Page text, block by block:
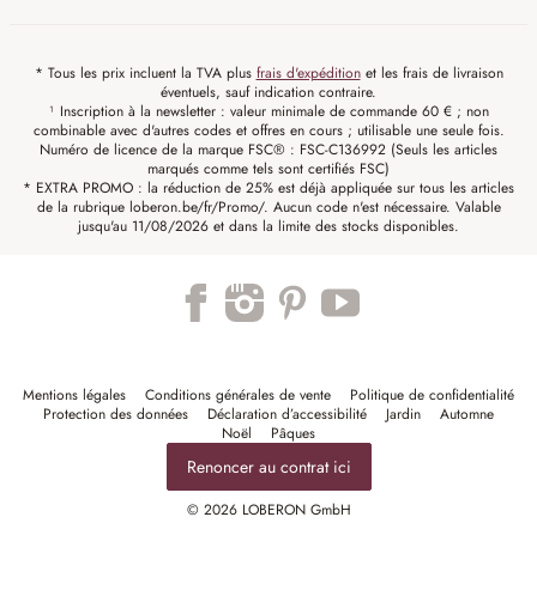
* Tous les prix incluent la TVA plus frais d'expéditionet les frais de livraison
éventuels, sauf indication contraire.
¹ Inscription à la newsletter : valeur minimale de commande 60 € ; non
combinable avec d'autres codes et offres en cours ; utilisable une seule fois.
Numéro de licence de la marque FSC® : FSC-C136992 (Seuls les articles
marqués comme tels sont certifiés FSC)
* EXTRA PROMO : la réduction de 25% est déjà appliquée sur tous les articles
de la rubrique loberon.be/fr/Promo/. Aucun code n'est nécessaire. Valable
jusqu'au 11/08/2026 et dans la limite des stocks disponibles.
Mentions légales Conditions générales de vente
Politique de confidentialité
Protection des données
Déclaration d’accessibilité Jardin
Automne
Noël
Pâques
Renoncer au contrat ici
© 2026 LOBERON GmbH